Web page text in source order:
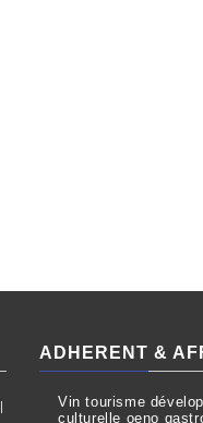
ADHERENT &
Vin tourisme
culturelle oeno